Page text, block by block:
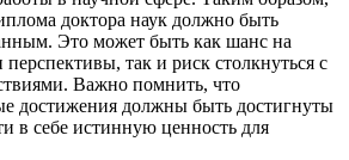
доктора наук должно быть
Это может быть как шанс на
так и риск столкнуться с
Важно помнить, что
достижения должны быть достигнуты
в себе истинную ценность для